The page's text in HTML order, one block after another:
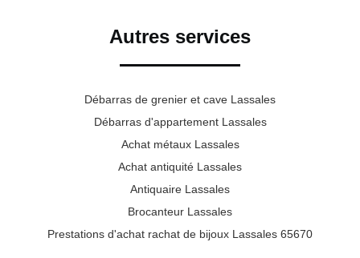
Autres services
Débarras de grenier et cave Lassales
Débarras d'appartement Lassales
Achat métaux Lassales
Achat antiquité Lassales
Antiquaire Lassales
Brocanteur Lassales
Prestations d'achat rachat de bijoux Lassales 65670